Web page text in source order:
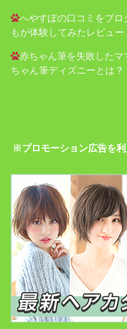
へやすぽの口コミをブ
もが体験してみたレビュー
赤ちゃん筆を失敗した
ちゃん筆ディズニーとは？
※プロモーション広告を